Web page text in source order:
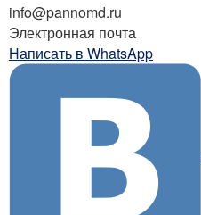
info@pannomd.ru
Электронная почта
Написать в WhatsApp